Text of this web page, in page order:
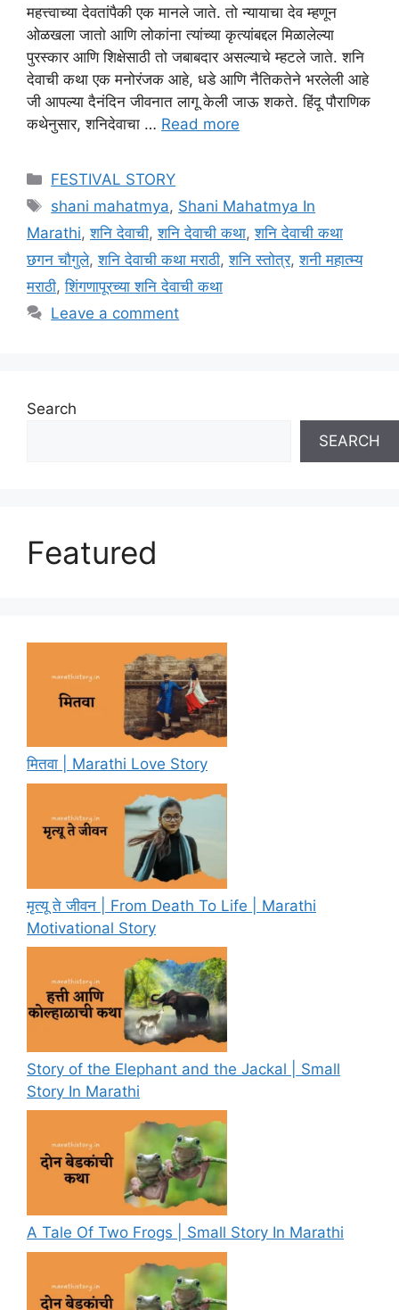
महत्त्वाच्या देवतांपैकी एक मानले जाते. तो न्यायाचा देव म्हणून
ओळखला जातो आणि लोकांना त्यांच्या कृत्यांबद्दल मिळालेल्या
पुरस्कार आणि शिक्षेसाठी तो जबाबदार असल्याचे म्हटले जाते. शनि
देवाची कथा एक मनोरंजक आहे, धडे आणि नैतिकतेने भरलेली आहे
जी आपल्या दैनंदिन जीवनात लागू केली जाऊ शकते. हिंदू पौराणिक
कथेनुसार, शनिदेवाचा … Read more
Categories
FESTIVAL STORY
Tags
shani mahatmya, Shani Mahatmya In
Marathi,शनि देवाची,शनि देवाची कथा,शनि देवाची कथा
छगन चौगुले,शनि देवाची कथा मराठी,शनि स्तोत्र,शनी महात्म्य
मराठी,शिंगणापूरच्या शनि देवाची कथा
Leave a comment
Search
SEARCH
Featured
मितवा | Marathi Love Story
मृत्यू ते जीवन | From Death To Life | Marathi
Motivational Story
Story of the Elephant and the Jackal | Small
Story In Marathi
A Tale Of Two Frogs | Small Story In Marathi